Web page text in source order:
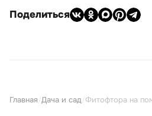
Поделиться
Главная Дача и сад